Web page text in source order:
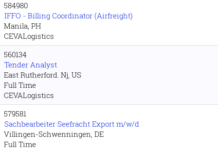
584980
IFFO - Billing Coordinator (Airfreight)
Manila, PH
CEVALogistics
560134
Tender Analyst
East Rutherford. Nj, US
Full Time
CEVALogistics
579581
Sachbearbeiter Seefracht Export m/w/d
Villingen-Schwenningen, DE
Full Time